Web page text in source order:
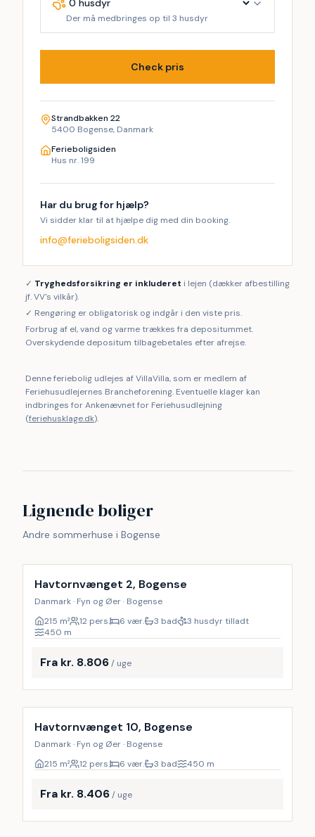
Der må medbringes op til 3 husdyr
Check pris
Strandbakken 22
5400 Bogense, Danmark
Ferieboligsiden
Hus nr. 199
Har du brug for hjælp?
Vi sidder klar til at hjælpe dig med din booking.
info@ferieboligsiden.dk
✓ Tryghedsforsikring er inkluderet i lejen (dækker afbestilling
jf. VV's vilkår).
✓ Rengøring er obligatorisk og indgår i den viste pris.
Forbrug af el, vand og varme trækkes fra depositummet.
Overskydende depositum tilbagebetales efter afrejse.
Denne feriebolig udlejes af VillaVilla, som er medlem af
Feriehusudlejernes Brancheforening. Eventuelle klager kan
indbringes for Ankenævnet for Feriehusudlejning
(feriehusklage.dk).
Lignende boliger
Andre sommerhuse i Bogense
Havtornvænget 2, Bogense
Danmark · Fyn og Øer · Bogense
215 m² 12 pers. 6 vær. 3 bad
3 husdyr tilladt
450 m
Fra kr. 8.806/ uge
Inkl. rengøring
Havtornvænget 10, Bogense
Danmark · Fyn og Øer · Bogense
215 m² 12 pers. 6 vær. 3 bad 450 m
Fra kr. 8.406/ uge
Inkl. rengøring